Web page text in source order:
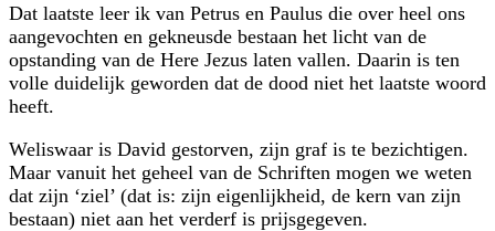
Dat laatste leer ik van Petrus en Paulus die over heel ons
aangevochten en gekneusde bestaan het licht van de
opstanding van de Here Jezus laten vallen. Daarin is ten
volle duidelijk geworden dat de dood niet het laatste woord
heeft.
Weliswaar is David gestorven, zijn graf is te bezichtigen.
Maar vanuit het geheel van de Schriften mogen we weten
dat zijn ‘ziel’ (dat is: zijn eigenlijkheid, de kern van zijn
bestaan) niet aan het verderf is prijsgegeven.